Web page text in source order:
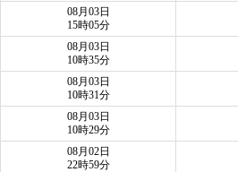
08月03日
15時05分
08月03日
10時35分
08月03日
10時31分
08月03日
10時29分
08月02日
22時59分